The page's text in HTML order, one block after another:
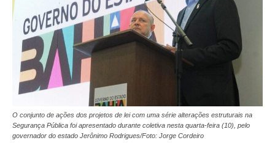
O conjunto de ações dos projetos de lei com uma série alterações estruturais na
Segurança Pública foi apresentado durante coletiva nesta quarta-feira (10), pelo
governador do estado Jerônimo Rodrigues/Foto: Jorge Cordeiro